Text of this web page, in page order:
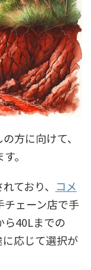
方に向けて、
。
ており、
コメ
チェーン店で手
ら40Lまでの
応じて選択が